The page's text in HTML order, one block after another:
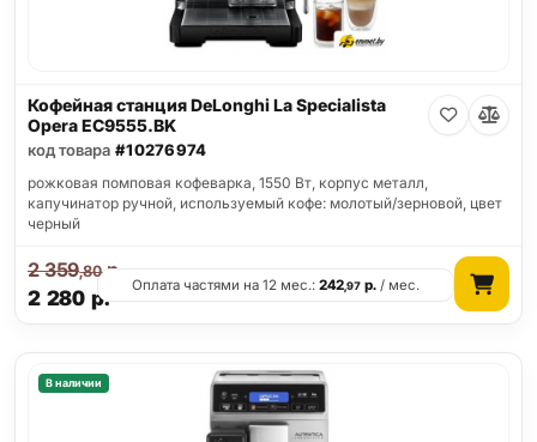
Кофейная станция DeLonghi La Specialista
Opera EC9555.BK
код товара #10276974
рожковая помповая кофеварка, 1550 Вт, корпус металл,
капучинатор ручной, используемый кофе: молотый/зерновой, цвет
черный
2 280 р.
2 359,80р.
Оплата частями на 12 мес.:242,97 р. / мес.
В наличии